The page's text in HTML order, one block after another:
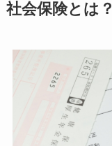
社会保険とは？